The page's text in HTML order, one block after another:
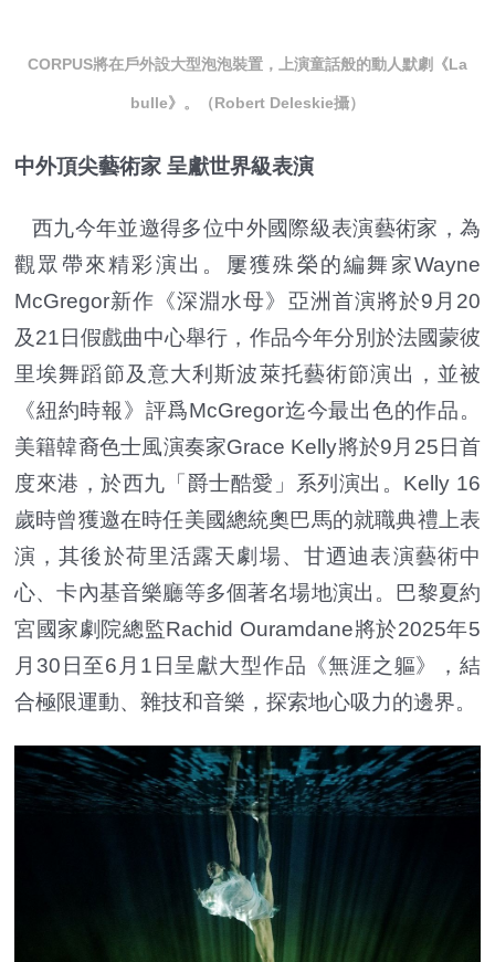
CORPUS將在戶外設大型泡泡裝置，上演童話般的動人默劇《La
bulle》。（Robert Deleskie攝）
中外頂尖藝術家 呈獻世界級表演
西九今年並邀得多位中外國際級表演藝術家，為
觀眾帶來精彩演出。屢獲殊榮的編舞家Wayne
McGregor新作《深淵水母》亞洲首演將於9月20
及21日假戲曲中心舉行，作品今年分別於法國蒙彼
里埃舞蹈節及意大利斯波萊托藝術節演出，並被
《紐約時報》評爲McGregor迄今最出色的作品。
美籍韓裔色士風演奏家Grace Kelly將於9月25日首
度來港，於西九「爵士酷愛」系列演出。Kelly 16
歲時曾獲邀在時任美國總統奧巴馬的就職典禮上表
演，其後於荷里活露天劇場、甘迺迪表演藝術中
心、卡內基音樂廳等多個著名場地演出。巴黎夏約
宮國家劇院總監Rachid Ouramdane將於2025年5
月30日至6月1日呈獻大型作品《無涯之軀》，結
合極限運動、雜技和音樂，探索地心吸力的邊界。